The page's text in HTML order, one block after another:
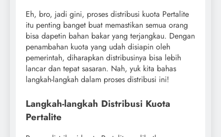
Eh, bro, jadi gini, proses distribusi kuota Pertalite
itu penting banget buat memastikan semua orang
bisa dapetin bahan bakar yang terjangkau. Dengan
penambahan kuota yang udah disiapin oleh
pemerintah, diharapkan distribusinya bisa lebih
lancar dan tepat sasaran. Nah, yuk kita bahas
langkah-langkah dalam proses distribusi ini!
Langkah-langkah Distribusi Kuota
Pertalite